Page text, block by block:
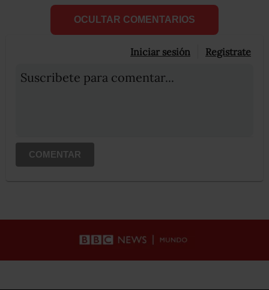
OCULTAR COMENTARIOS
Iniciar sesión Registrate
Suscribete para comentar...
COMENTAR